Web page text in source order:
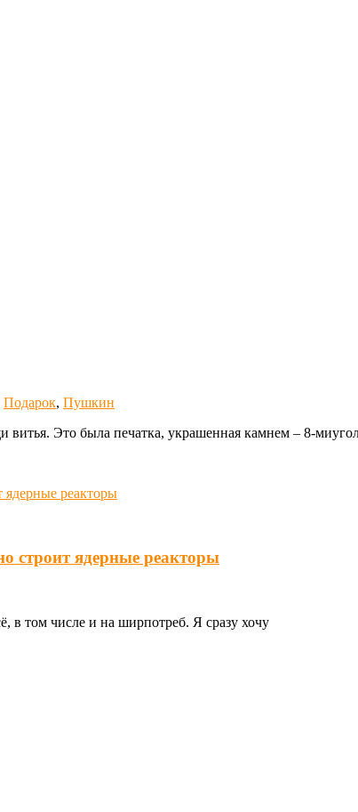
Подарок, Пушкин
Это была печатка, украшенная камнем – 8-
строит ядерные реакторы
в том числе и на ширпотреб. Я сразу хочу